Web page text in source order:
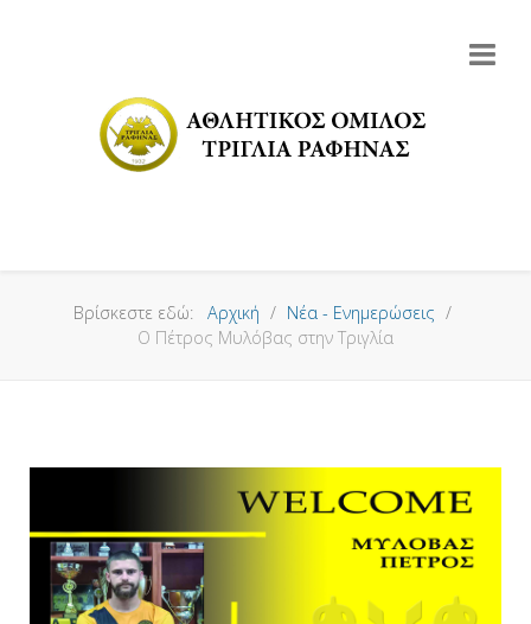
Βρίσκεστε εδώ: Αρχική
Νέα - Ενημερώσεις
Ο Πέτρος Μυλόβας στην Τριγλία